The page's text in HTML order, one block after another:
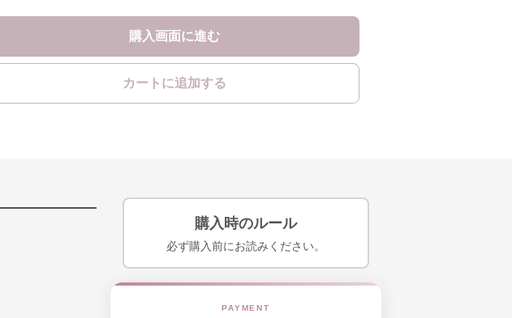
購入画面に進む
カートに追加する
購入時のルール
必ず購入前にお読みください。